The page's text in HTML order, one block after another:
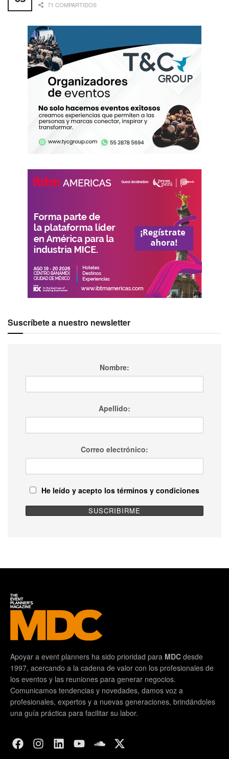
71 COMPARTIDOS
Suscríbete a nuestro newsletter
Nombre:
Apellido:
Correo electrónico:
He leído y acepto los términos y condiciones
Apoyar a event planners ha sido prioridad para MDC desde
1997, acercando a la cadena de valor con los profesionales de
los eventos y las reuniones para generar negocios.
Comunicamos tendencias y novedades, damos voz a
profesionales, expertos y a nuevas generaciones, brindándoles
una guía práctica para facilitar su labor.